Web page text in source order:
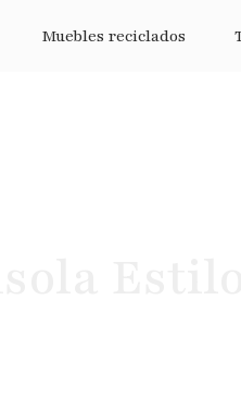
Muebles reciclados